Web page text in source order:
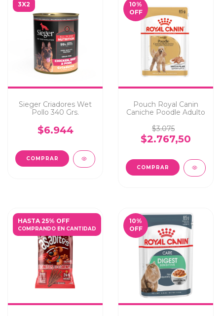
3X2
Sieger Criadores Wet
Pollo 340 Grs.
$6.944
10%
OFF
Pouch Royal Canin
Caniche Poodle Adulto
$3.075
$2.767,50
HASTA 25% OFF
COMPRANDO EN CANTIDAD
10%
OFF